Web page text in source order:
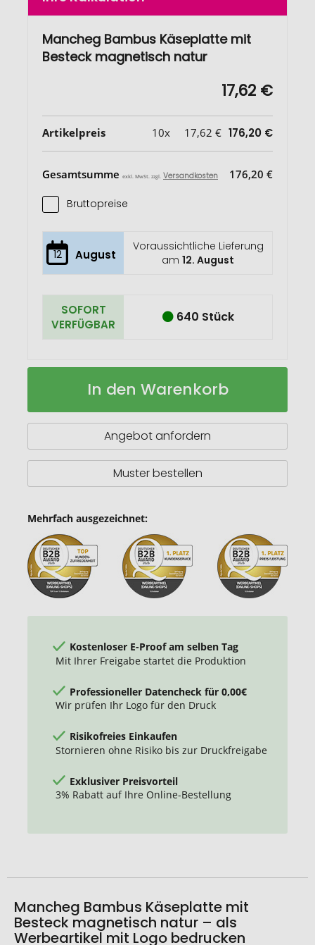
Mancheg Bambus Käseplatte mit
Besteck magnetisch natur
17,62 €
Artikelpreis 10x 17,62 € 176,20 €
Gesamtsumme exkl. MwSt. zzgl. Versandkosten 176,20 €
Bruttopreise
12 August
Voraussichtliche Lieferung
am12. August
SOFORT
VERFÜGBAR
640 Stück
mit
In den Warenkorb
Angebot anfordern
Muster bestellen
Mehrfach ausgezeichnet:
Kostenloser E-Proof am selben Tag
Mit Ihrer Freigabe startet die Produktion
Professioneller Datencheck für 0,00€
Wir prüfen Ihr Logo für den Druck
Risikofreies Einkaufen
Stornieren ohne Risiko bis zur Druckfreigabe
Exklusiver Preisvorteil
3% Rabatt auf Ihre Online-Bestellung
Mancheg Bambus Käseplatte mit
Besteck magnetisch natur – als
Werbeartikel mit Logo bedrucken